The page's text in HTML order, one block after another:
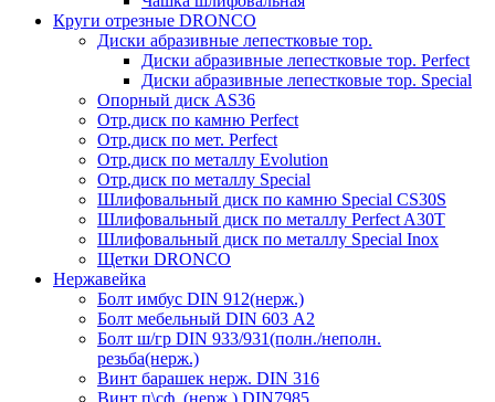
Круги отрезные DRONCO
Диски абразивные лепестковые тор.
Диски абразивные лепестковые тор. Perfect
Диски абразивные лепестковые тор. Speciаl
Опорный диск AS36
Отр.диск по камню Perfect
Отр.диск по мет. Perfect
Отр.диск по металлу Evolution
Отр.диск по металлу Special
Шлифовальный диск по камню Special CS30S
Шлифовальный диск по металлу Perfect A30T
Шлифовальный диск по металлу Special Inox
Щетки DRONCO
Нержавейка
Болт имбус DIN 912(нерж.)
Болт мебельный DIN 603 А2
Болт ш/гр DIN 933/931(полн./неполн.
резьба(нерж.)
Винт барашек нерж. DIN 316
Винт п\сф. (нерж.) DIN7985